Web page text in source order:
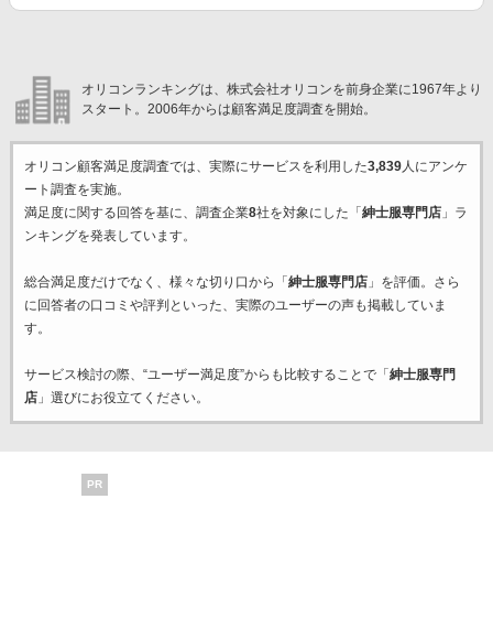
オリコンランキングは、株式会社オリコンを前身企業に1967年より
スタート。2006年からは顧客満足度調査を開始。
オリコン顧客満足度調査では、実際にサービスを利用した3,839人にアンケ
ート調査を実施。
満足度に関する回答を基に、調査企業8社を対象にした「 紳士服専門店」ラ
ンキングを発表しています。
総合満足度だけでなく、様々な切り口から「 紳士服専門店」を評価。さら
に回答者の口コミや評判といった、実際のユーザーの声も掲載していま
す。
サービス検討の際、“ユーザー満足度”からも比較することで「 紳士服専門
店」選びにお役立てください。
PR